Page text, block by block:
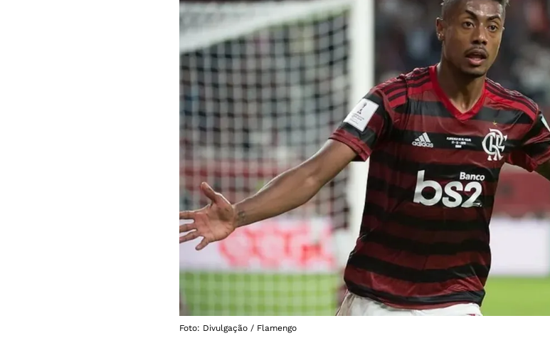
Foto: Divulgação / Flamengo